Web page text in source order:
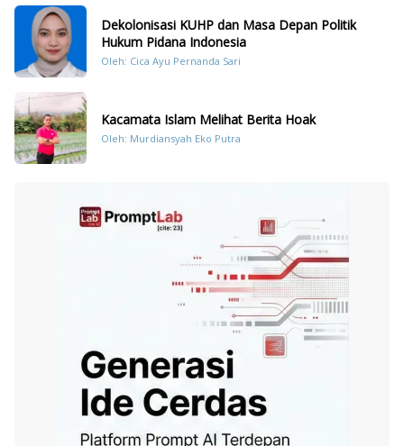
Dekolonisasi KUHP dan Masa Depan Politik
Hukum Pidana Indonesia
Oleh: Cica Ayu Pernanda Sari
Kacamata Islam Melihat Berita Hoak
Oleh: Murdiansyah Eko Putra